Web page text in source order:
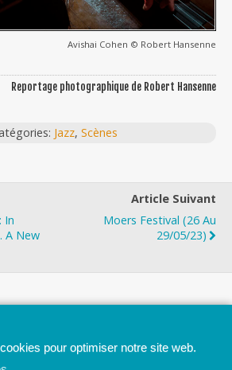
Avishai Cohen © Robert Hansenne
Reportage photographique de Robert Hansenne
Jazz, Scènes
In
A New
Article Suivant
Moers Festival (26 Au
29/05/23)
pour optimiser notre site web.